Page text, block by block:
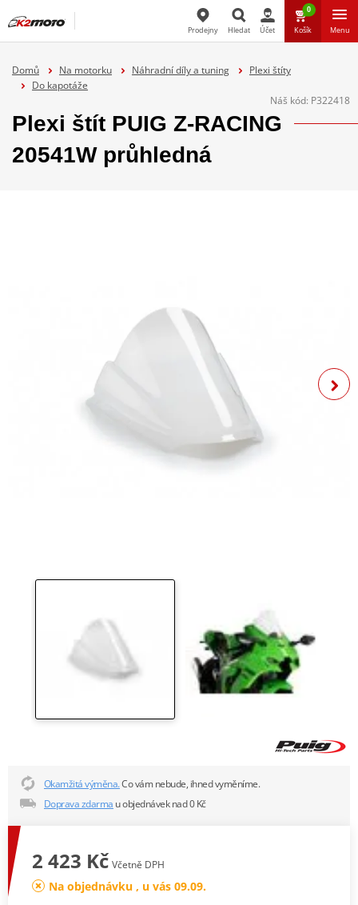
Prodejny Hledat Účet
0
Košík Menu
Domů Na motorku Náhradní díly a tuning
Plexi štíty
Do kapotáže
Náš kód: P322418
Plexi štít PUIG Z-RACING
20541W průhledná
Okamžitá výměna.Co vám nebude, ihned vyměníme.
Doprava zdarma u objednávek nad 0 Kč
2 423 Kč Včetně DPH
Na objednávku , u vás 09.09.